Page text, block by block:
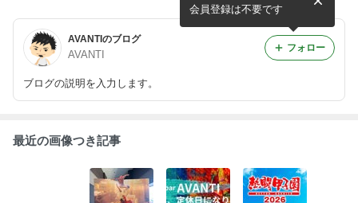
AVANTIのブログ
AVANTI
ブログの説明を入力します。
会員登録は不要です
フォロー
最近の画像つき記事